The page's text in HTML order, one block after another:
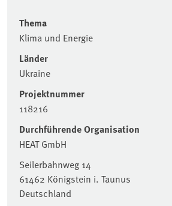
Thema
Klima und Energie
Länder
Ukraine
Projektnummer
118216
Durchführende Organisation
HEAT GmbH
Seilerbahnweg 14
61462 Königstein i. Taunus
Deutschland